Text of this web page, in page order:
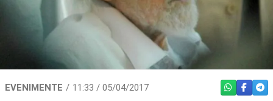
EVENIMENTE 11:33 / 05/04/2017 WHATSAPP